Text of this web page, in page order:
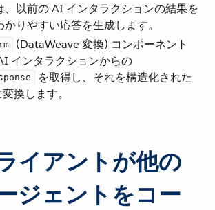
、以前の AI インタラクションの結果を
りやすい応答を生成します。
​ (DataWeave 変換) コンポーネント
インタラクションからの
​ を取得し、それを構造化された
換します。
イアントが他の
ジェントをコー